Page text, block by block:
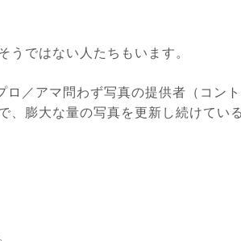
ではない人たちもいます。
／アマ問わず写真の提供者（コント
、膨大な量の写真を更新し続けてい